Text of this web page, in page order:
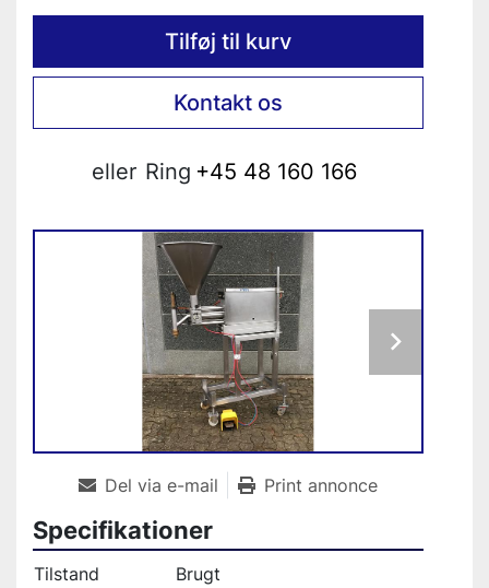
Tilføj til kurv
Kontakt os
eller Ring +45 48 160 166
Del via e-mail Print annonce
Specifikationer
Tilstand
Brugt